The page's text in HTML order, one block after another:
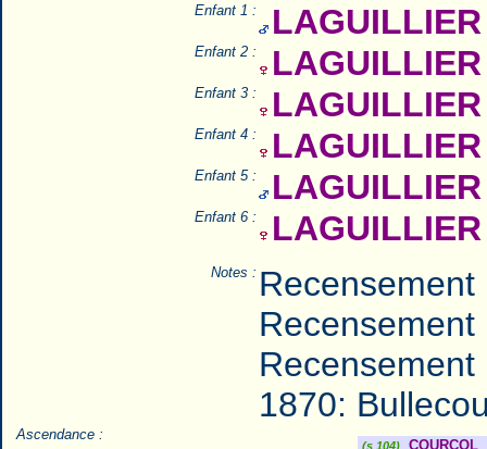
Enfant 1 :
Enfant 2 :
Enfant 3 :
Enfant 4 :
Enfant 5 :
Enfant 6 :
Notes :
1870:
(s 104)
COURCOL
Ascendance :